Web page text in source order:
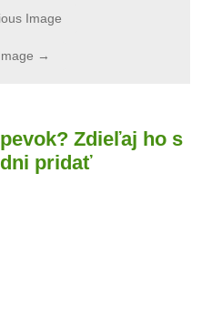
Image
→
Zdieľaj ho s
pridať